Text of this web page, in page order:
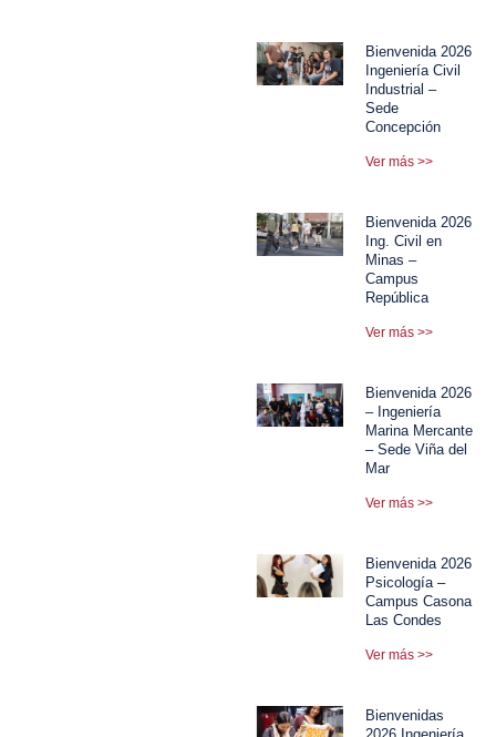
Bienvenida 2026
Ingeniería Civil
Industrial –
Sede
Concepción
Ver más >>
Bienvenida 2026
Ing. Civil en
Minas –
Campus
República
Ver más >>
Bienvenida 2026
– Ingeniería
Marina Mercante
– Sede Viña del
Mar
Ver más >>
Bienvenida 2026
Psicología –
Campus Casona
Las Condes
Ver más >>
Bienvenidas